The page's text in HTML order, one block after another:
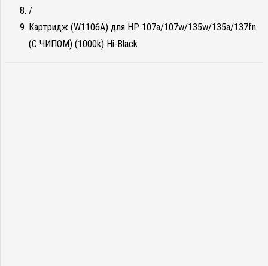
/
Картридж (W1106A) для HP 107a/107w/135w/135a/137fn
(С ЧИПОМ) (1000k) Hi-Black